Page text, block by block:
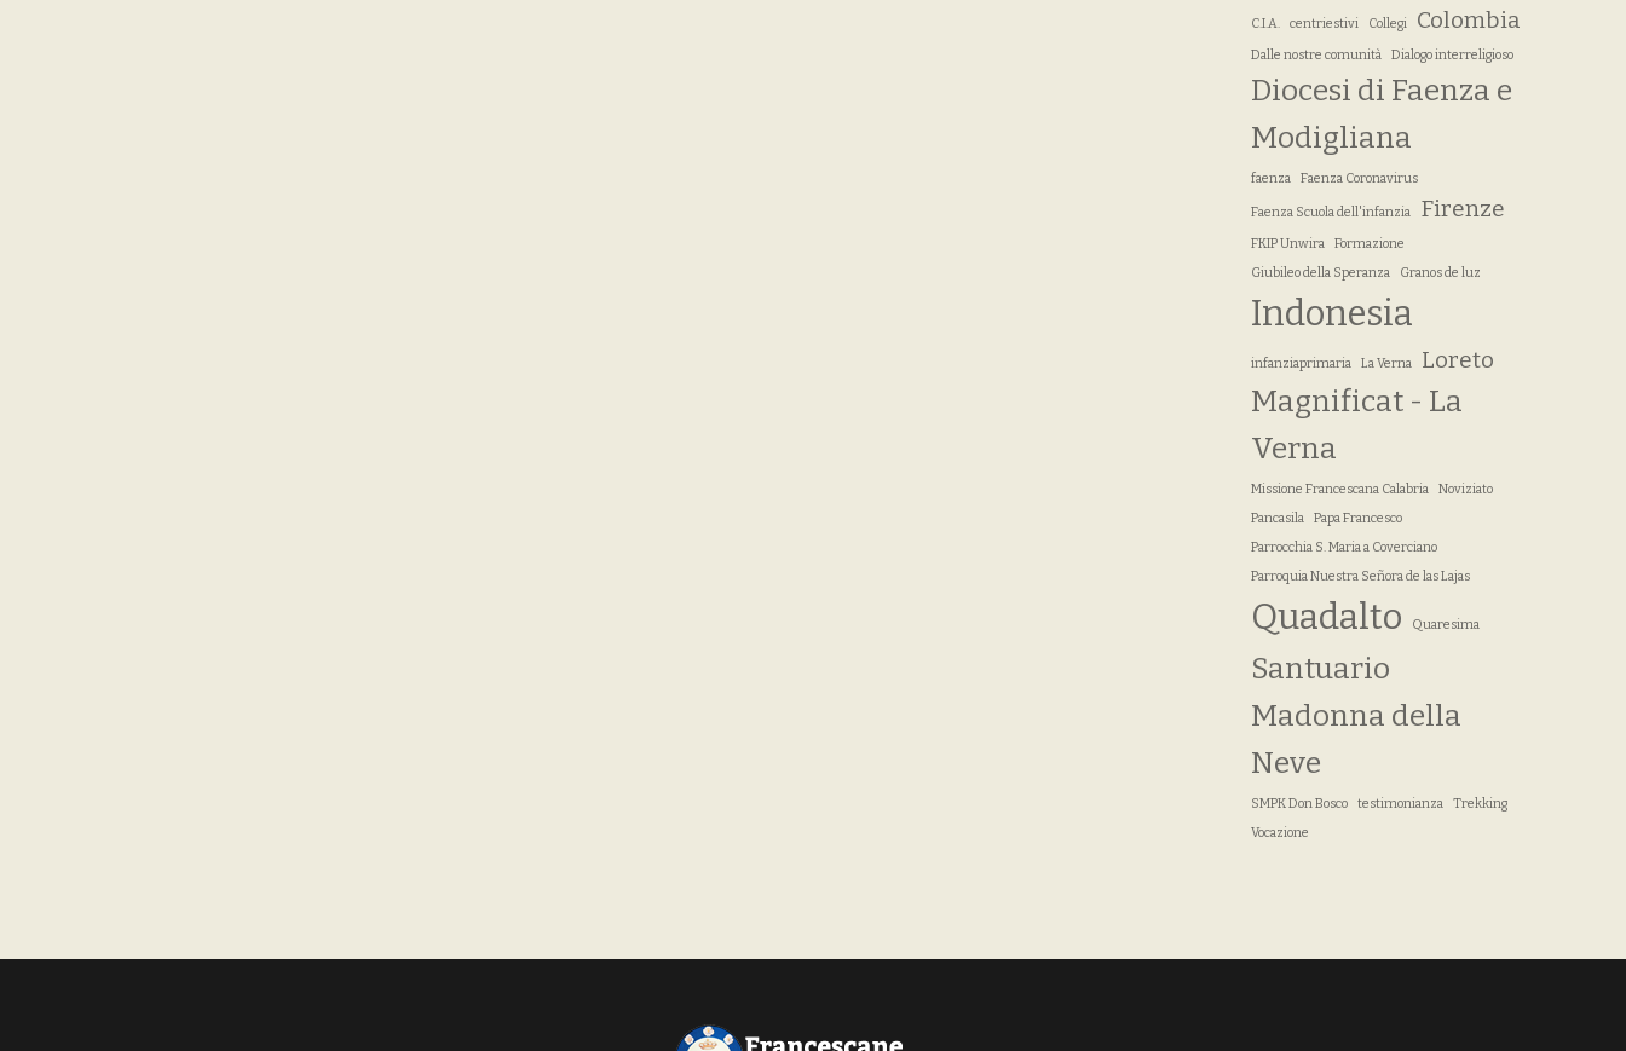
C.I.A. centriestivi Collegi Colombia
Dalle nostre comunità Dialogo interreligioso
Diocesi di Faenza e
Modigliana
faenza Faenza Coronavirus
Faenza Scuola dell'infanzia Firenze
FKIP Unwira
Formazione
Giubileo della Speranza
Granos de luz
Indonesia
infanziaprimaria La Verna Loreto
Magnificat - La
Verna
Missione Francescana Calabria
Noviziato
Pancasila
Papa Francesco
Parrocchia S. Maria a Coverciano
Parroquia Nuestra Señora de las Lajas
Quadalto Quaresima
Santuario
Madonna della
Neve
SMPK Don Bosco testimonianza
Trekking
Vocazione